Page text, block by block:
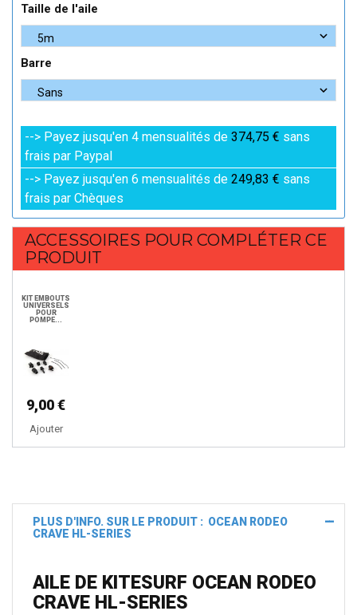
Taille de l'aile
Barre
--> Payez jusqu'en 4 mensualités de 374,75 € sans
frais par Paypal
--> Payez jusqu'en 6 mensualités de 249,83 € sans
frais par Chèques
ACCESSOIRES POUR COMPLÉTER CE
PRODUIT
KIT EMBOUTS
UNIVERSELS
POUR
POMPE...
9,00 €
Ajouter
PLUS D'INFO. SUR LE PRODUIT : OCEAN RODEO
CRAVE HL-SERIES
AILE DE KITESURF OCEAN RODEO
CRAVE HL-SERIES